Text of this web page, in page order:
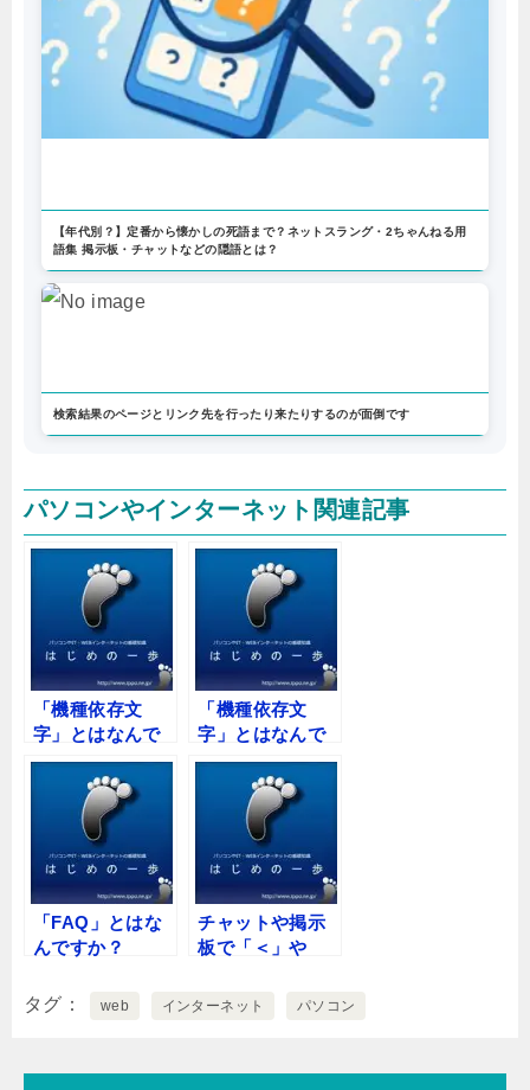
【年代別？】定番から懐かしの死語まで？ネットスラング・2ちゃんねる用
語集 掲示板・チャットなどの隠語とは？
検索結果のページとリンク先を行ったり来たりするのが面倒です
パソコンやインターネット関連記事
「機種依存文
字」とはなんで
すか
「機種依存文
字」とはなんで
すか
「FAQ」とはな
んですか？
チャットや掲示
板で「＜」や
味するのです
タグ web インターネット パソコン